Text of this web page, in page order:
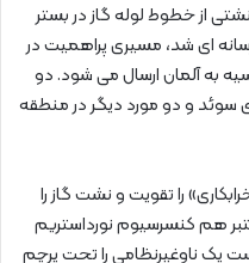
از خطوط لوله گاز در بستر
ای شد، مسیری پراهمیت در
به آلمان ارسال می شود. دو
سوئد و دو مورد دیگر در منطقه
را تقویت و نشت گاز را
هم کنسرسیوم نورداستریم
یک ناوغیرنظامی را تحت پرچم